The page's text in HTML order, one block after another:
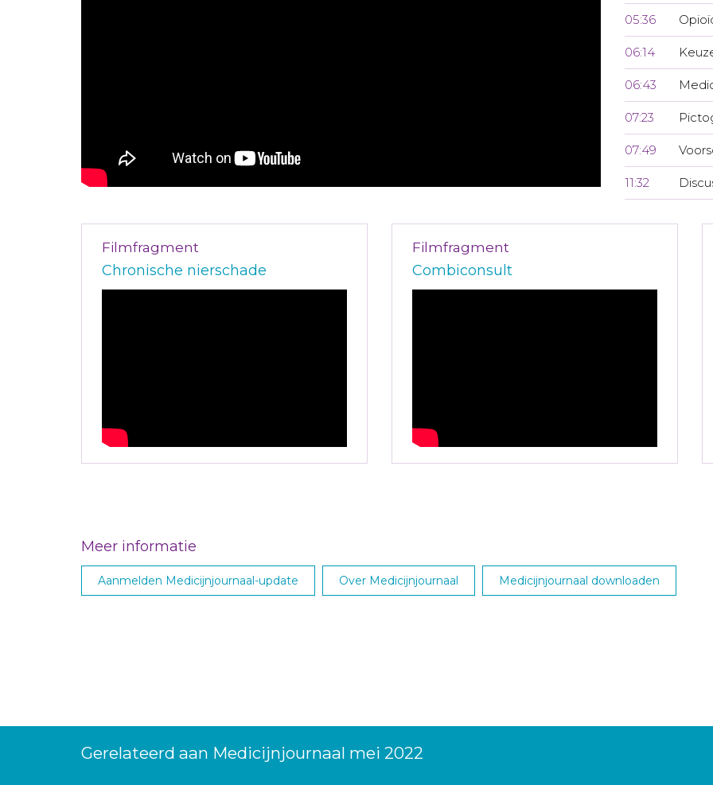
05:36
06:14
06:43
07:23
07:49
11:32
Filmfragment
Chronische nierschade
Filmfragment
Combiconsult
Meer informatie
Aanmelden Medicijnjournaal-update Over Medicijnjournaal Medicijnjournaal downloaden
Gerelateerd aan Medicijnjournaal mei 2022